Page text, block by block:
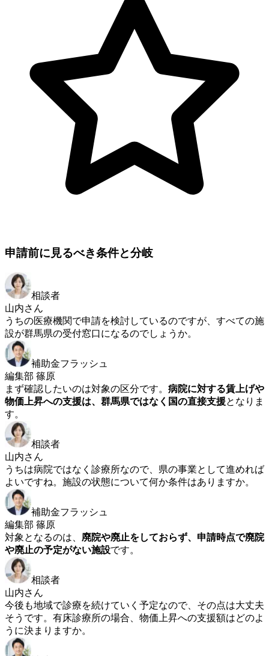
申請前に見るべき条件と分岐
相談者
山内さん
うちの医療機関で申請を検討しているのですが、すべての施
設が群馬県の受付窓口になるのでしょうか。
補助金フラッシュ
編集部 篠原
まず確認したいのは対象の区分です。 病院に対する賃上げや
物価上昇への支援は、群馬県ではなく国の直接支援となりま
す。
相談者
山内さん
うちは病院ではなく診療所なので、県の事業として進めれば
よいですね。施設の状態について何か条件はありますか。
補助金フラッシュ
編集部 篠原
対象となるのは、 廃院や廃止をしておらず、申請時点で廃院
や廃止の予定がない施設です。
相談者
山内さん
今後も地域で診療を続けていく予定なので、その点は大丈夫
そうです。有床診療所の場合、物価上昇への支援額はどのよ
うに決まりますか。